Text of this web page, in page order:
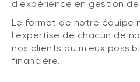
d'expérience en gestion
Le format de notre équipe
l'expertise de chacun de
nos clients du mieux
financière.